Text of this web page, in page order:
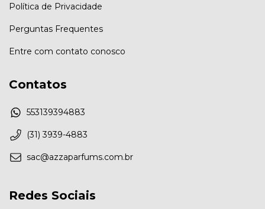
Política de Privacidade
Perguntas Frequentes
Entre com contato conosco
Contatos
553139394883
(31) 3939-4883
sac@azzaparfums.com.br
Redes Sociais